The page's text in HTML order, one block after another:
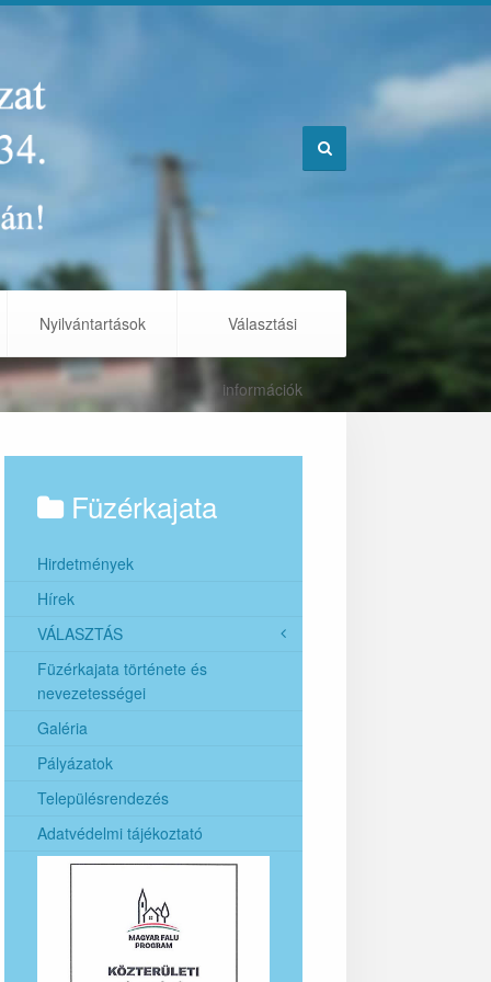
Nyilvántartások Választási
információk
Füzérkajata
Hirdetmények
Hírek
VÁLASZTÁS
2024. évi helyi önkormányzati
képviselők és polgármesterek
általános választása
képviselők általános választása
Füzérkajata története és
nevezetességei
Galéria
Pályázatok
Településrendezés
Adatvédelmi tájékoztató